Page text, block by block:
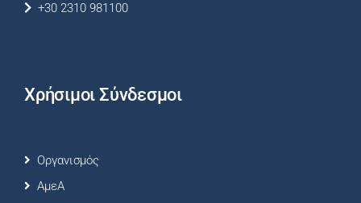
+30 2310 981100
Χρήσιμοι Σύνδεσμοι
Οργανισμός
ΑμεΑ